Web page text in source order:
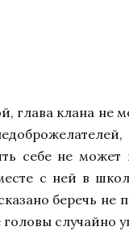
глава клана не
себе не может
с ней в
беречь не
головы случайно